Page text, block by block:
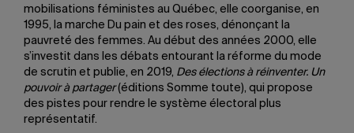
mobilisations féministes au Québec, elle coorganise, en
1995, la marche Du pain et des roses, dénonçant la
pauvreté des femmes. Au début des années 2000, elle
s’investit dans les débats entourant la réforme du mode
de scrutin et publie, en 2019, Des élections à réinventer. Un
pouvoir à partager(éditions Somme toute), qui propose
des pistes pour rendre le système électoral plus
représentatif.